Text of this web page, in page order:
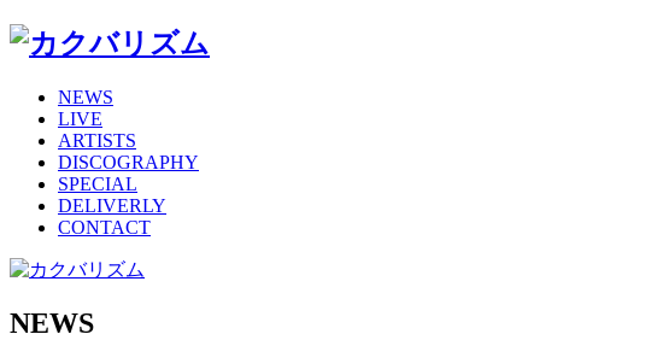
NEWS
LIVE
ARTISTS
DISCOGRAPHY
SPECIAL
DELIVERLY
CONTACT
NEWS